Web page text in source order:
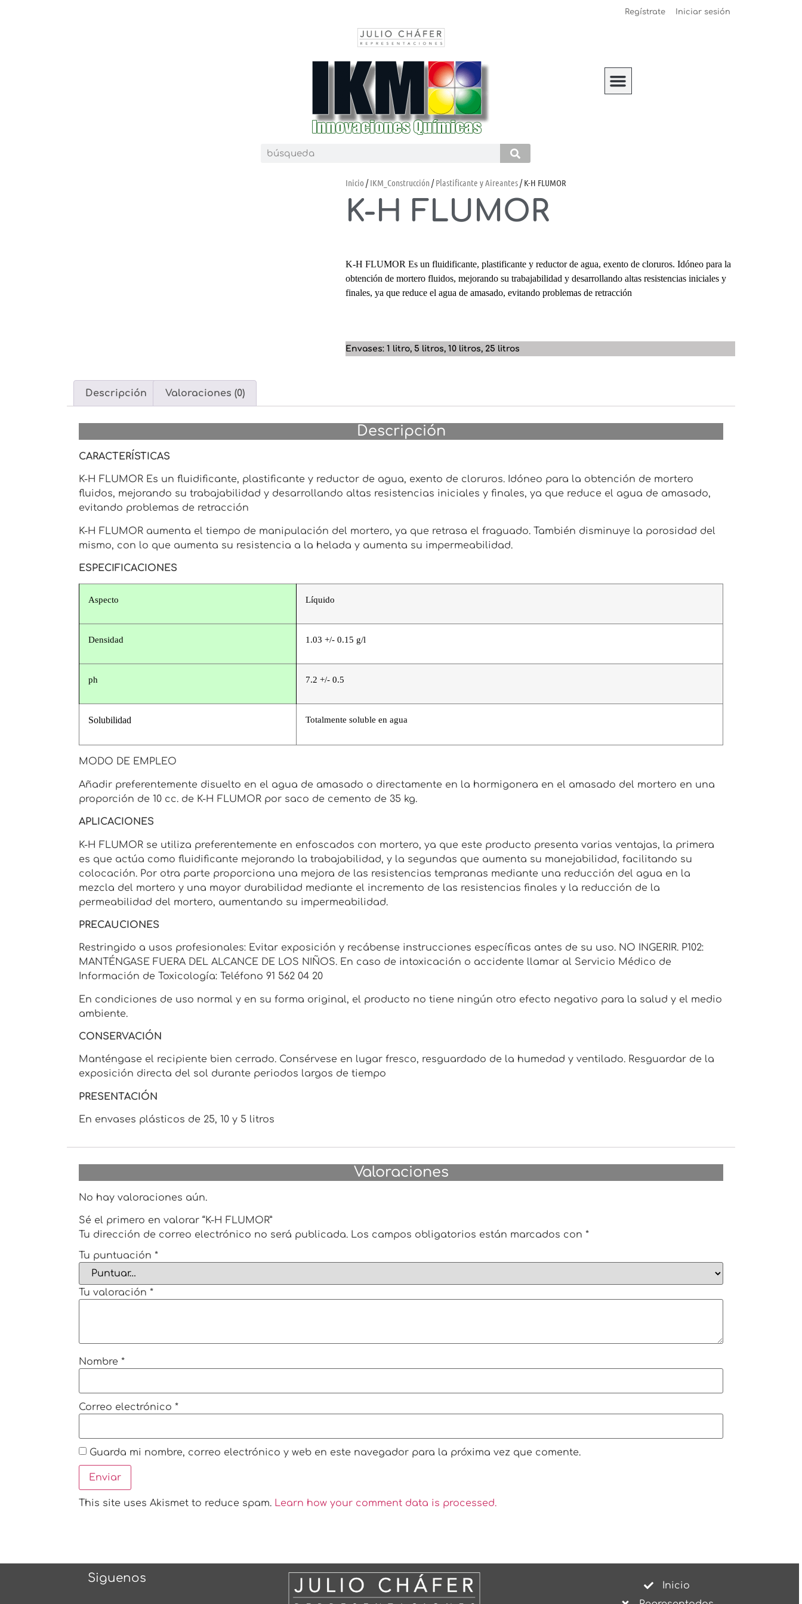
Regístrate Iniciar sesión
Inicio /IKM_Construcción /Plastificante y Aireantes/ K-H FLUMOR
K-H FLUMOR
K-H FLUMOR Es un fluidificante, plastificante y reductor de agua, exento de cloruros. Idóneo para la
obtención de mortero fluidos, mejorando su trabajabilidad y desarrollando altas resistencias iniciales y
finales, ya que reduce el agua de amasado, evitando problemas de retracción
Envases: 1 litro, 5 litros, 10 litros, 25 litros
Descripción Valoraciones (0)
Descripción
CARACTERÍSTICAS
K-H FLUMOR Es un fluidificante, plastificante y reductor de agua, exento de cloruros. Idóneo para la obtención de mortero
fluidos, mejorando su trabajabilidad y desarrollando altas resistencias iniciales y finales, ya que reduce el agua de amasado,
evitando problemas de retracción
K-H FLUMOR aumenta el tiempo de manipulación del mortero, ya que retrasa el fraguado. También disminuye la porosidad del
mismo, con lo que aumenta su resistencia a la helada y aumenta su impermeabilidad.
ESPECIFICACIONES
Aspecto Líquido
Densidad 1.03 +/- 0.15 g/l
ph 7.2 +/- 0.5
Solubilidad Totalmente soluble en agua
MODO DE EMPLEO
Añadir preferentemente disuelto en el agua de amasado o directamente en la hormigonera en el amasado del mortero en una
proporción de 10 cc. de K-H FLUMOR por saco de cemento de 35 kg.
APLICACIONES
K-H FLUMOR se utiliza preferentemente en enfoscados con mortero, ya que este producto presenta varias ventajas, la primera
es que actúa como fluidificante mejorando la trabajabilidad, y la segundas que aumenta su manejabilidad, facilitando su
colocación. Por otra parte proporciona una mejora de las resistencias tempranas mediante una reducción del agua en la
mezcla del mortero y una mayor durabilidad mediante el incremento de las resistencias finales y la reducción de la
permeabilidad del mortero, aumentando su impermeabilidad.
PRECAUCIONES
Restringido a usos profesionales: Evitar exposición y recábense instrucciones específicas antes de su uso. NO INGERIR. P102:
MANTÉNGASE FUERA DEL ALCANCE DE LOS NIÑOS. En caso de intoxicación o accidente llamar al Servicio Médico de
Información de Toxicología: Teléfono 91 562 04 20
En condiciones de uso normal y en su forma original, el producto no tiene ningún otro efecto negativo para la salud y el medio
ambiente.
CONSERVACIÓN
Manténgase el recipiente bien cerrado. Consérvese en lugar fresco, resguardado de la humedad y ventilado. Resguardar de la
exposición directa del sol durante periodos largos de tiempo
PRESENTACIÓN
En envases plásticos de 25, 10 y 5 litros
Valoraciones
No hay valoraciones aún.
Sé el primero en valorar “K-H FLUMOR”
Tu dirección de correo electrónico no será publicada. Los campos obligatorios están marcados con *
Tu puntuación *
Tu valoración *
Nombre *
Correo electrónico *
Guarda mi nombre, correo electrónico y web en este navegador para la próxima vez que comente.
This site uses Akismet to reduce spam. Learn how your comment data is processed.
Siguenos
Inicio